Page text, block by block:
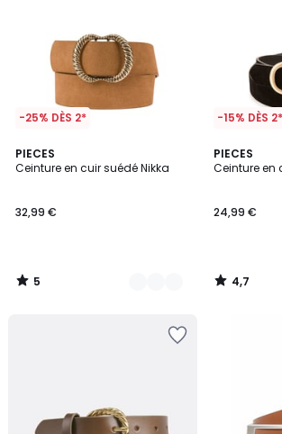
-25% DÈS 2*
PIECES
Ceinture en cuir suédé Nikka
32,99 €
5
/
2
Couleurs
5
/
-15% DÈS 2*
PIECES
Ceinture en
24,99 €
4,7
/ 5
2
Couleurs
4,7
/